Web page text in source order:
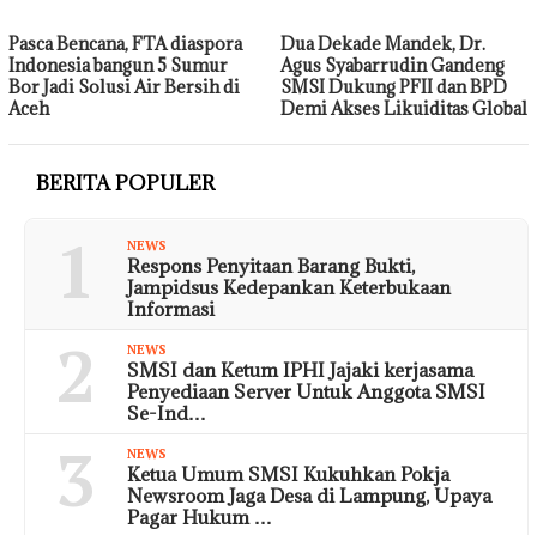
Pasca Bencana, FTA diaspora
Indonesia bangun 5 Sumur
Bor Jadi Solusi Air Bersih di
Aceh
Dua Dekade Mandek, Dr.
Agus Syabarrudin Gandeng
SMSI Dukung PFII dan BPD
Demi Akses Likuiditas Global
BERITA POPULER
1 NEWS
Respons Penyitaan Barang Bukti,
Jampidsus Kedepankan Keterbukaan
Informasi
2 NEWS
SMSI dan Ketum IPHI Jajaki kerjasama
Penyediaan Server Untuk Anggota SMSI
Se-Ind…
3 NEWS
Ketua Umum SMSI Kukuhkan Pokja
Newsroom Jaga Desa di Lampung, Upaya
Pagar Hukum …